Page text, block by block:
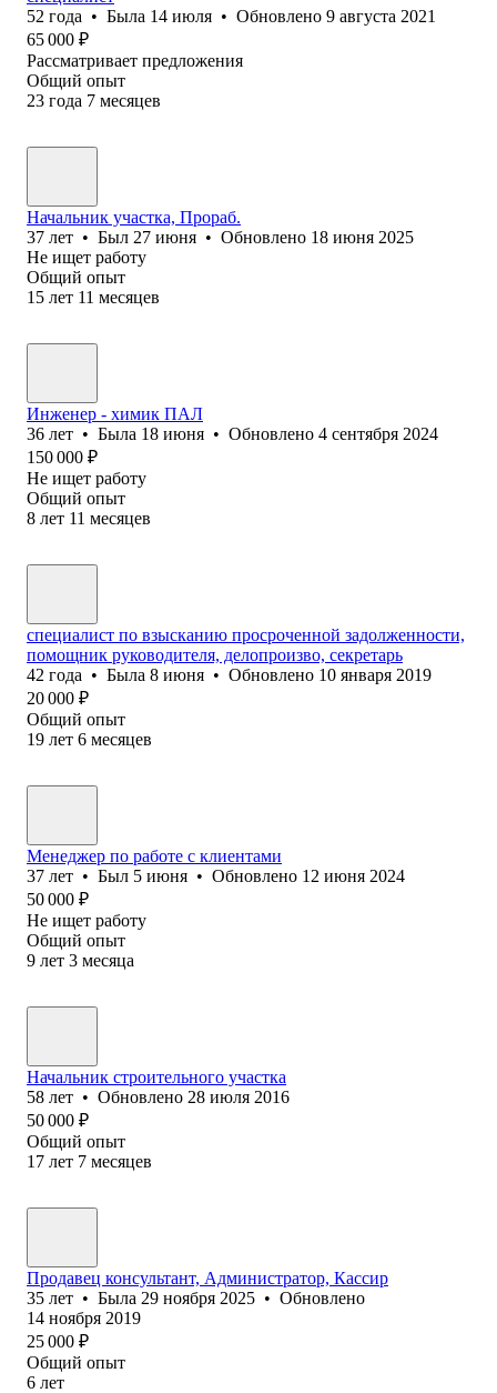
52 года • Была 14 июля • Обновлено 9 августа 2021
65 000 ₽
Рассматривает предложения
Общий опыт
23 года 7 месяцев
Начальник участка, Прораб.
37 лет • Был 27 июня • Обновлено 18 июня 2025
Не ищет работу
Общий опыт
15 лет 11 месяцев
Инженер - химик ПАЛ
36 лет • Была 18 июня • Обновлено 4 сентября 2024
150 000 ₽
Не ищет работу
Общий опыт
8 лет 11 месяцев
специалист по взысканию просроченной задолженности,
помощник руководителя, делопроизво, секретарь
42 года • Была 8 июня • Обновлено 10 января 2019
20 000 ₽
Общий опыт
19 лет 6 месяцев
Менеджер по работе с клиентами
37 лет • Был 5 июня • Обновлено 12 июня 2024
50 000 ₽
Не ищет работу
Общий опыт
9 лет 3 месяца
Начальник строительного участка
58 лет • Обновлено 28 июля 2016
50 000 ₽
Общий опыт
17 лет 7 месяцев
Продавец консультант, Администратор, Кассир
35 лет • Была 29 ноября 2025 • Обновлено
14 ноября 2019
25 000 ₽
Общий опыт
6 лет